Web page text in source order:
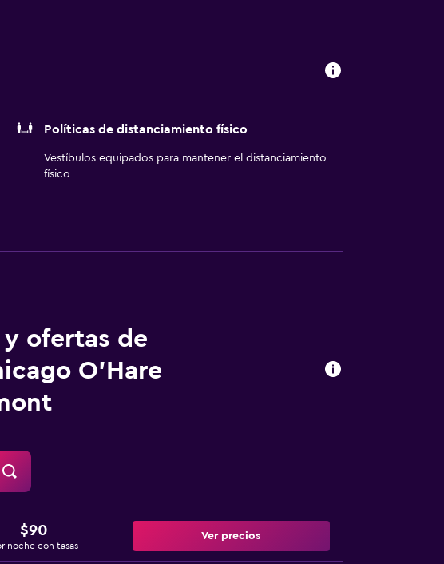
Políticas de distanciamiento físico
Vestíbulos equipados para mantener el distanciamiento
físico
ofertas de
O'Hare
$90
noche con tasas
Ver precios